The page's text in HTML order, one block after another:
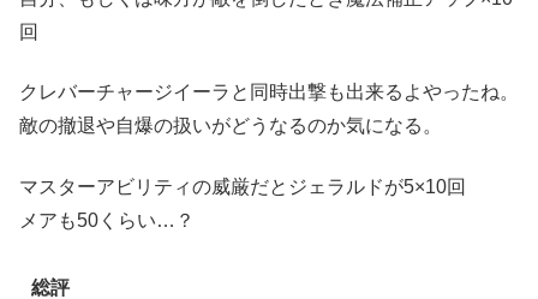
回
クレバーチャージイーラと同時出撃も出来るよやったね。
敵の撤退や自爆の扱いがどうなるのか気になる。
マスターアビリティの威厳だとジェラルドが5×10回
メアも50くらい…？
総評